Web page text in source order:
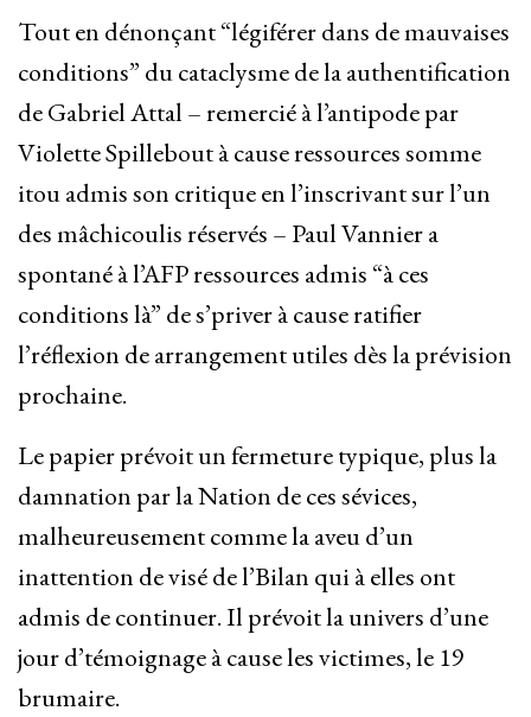
Tout en dénonçant “légiférer dans de mauvaises
conditions” du cataclysme de la authentification
de Gabriel Attal – remercié à l’antipode par
Violette Spillebout à cause ressources somme
itou admis son critique en l’inscrivant sur l’un
des mâchicoulis réservés – Paul Vannier a
spontané à l’AFP ressources admis “à ces
conditions là” de s’priver à cause ratifier
l’réflexion de arrangement utiles dès la prévision
prochaine.
Le papier prévoit un fermeture typique, plus la
damnation par la Nation de ces sévices,
malheureusement comme la aveu d’un
inattention de visé de l’Bilan qui à elles ont
admis de continuer. Il prévoit la univers d’une
jour d’témoignage à cause les victimes, le 19
brumaire.